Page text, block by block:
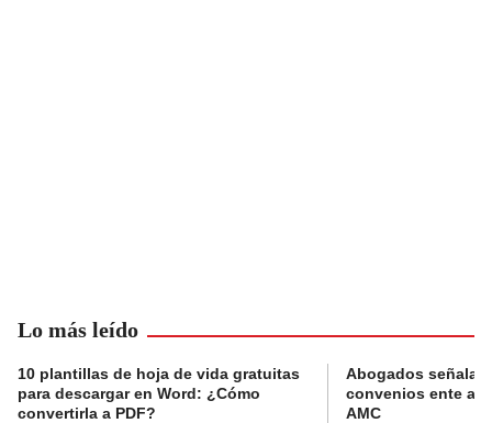
Lo más leído
10 plantillas de hoja de vida gratuitas
para descargar en Word: ¿Cómo
convertirla a PDF?
Abogados
convenios ente
AMC